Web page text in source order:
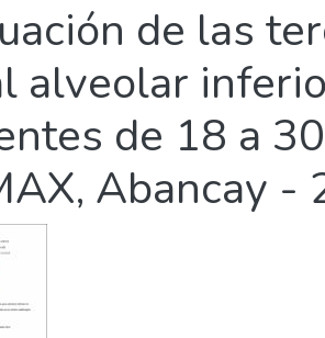
de las
alveolar
de 18 a
Abancay -